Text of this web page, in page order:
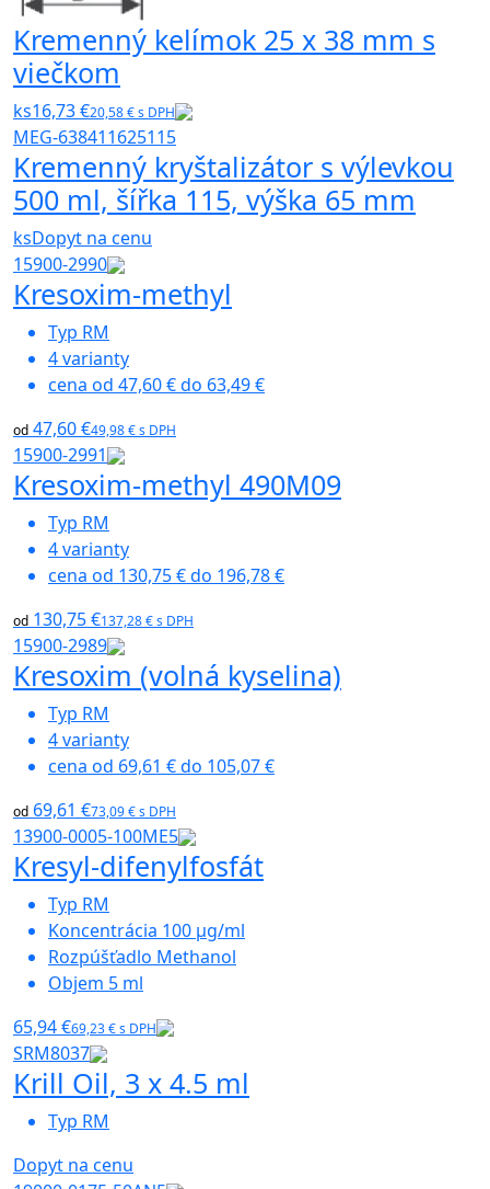
Kremenný kelímok 25 x 38 mm s
viečkom
ks16,73 €20,58 € s DPH
MEG-638411625115
Kremenný kryštalizátor s výlevkou
500 ml, šířka 115, výška 65 mm
ksDopyt na cenu
15900-2990
Kresoxim-methyl
Typ RM
4varianty
cena od 47,60 €do 63,49 €
od 47,60 €49,98 € s DPH
15900-2991
Kresoxim-methyl 490M09
Typ RM
4varianty
cena od 130,75 €do 196,78 €
od 130,75 €137,28 € s DPH
15900-2989
Kresoxim (volná kyselina)
Typ RM
4varianty
cena od 69,61 €do 105,07 €
od 69,61 €73,09 € s DPH
13900-0005-100ME5
Kresyl-difenylfosfát
Typ RM
Koncentrácia 100 µg/ml
Rozpúšťadlo Methanol
Objem 5 ml
65,94 €69,23 € s DPH
SRM8037
Krill Oil, 3 x 4.5 ml
Typ RM
Dopyt na cenu